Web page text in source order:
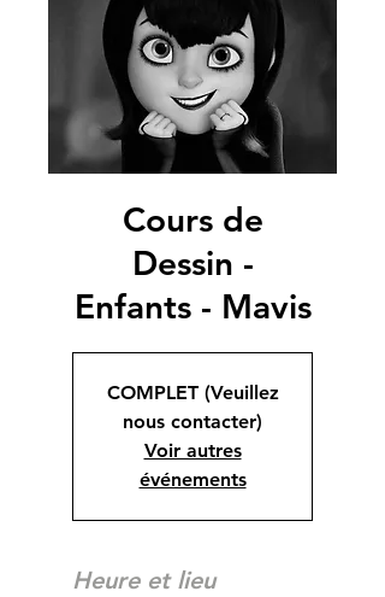
Cours de
Dessin -
Enfants - Mavis
COMPLET (Veuillez
nous contacter)
Voir autres
événements
Heure et lieu